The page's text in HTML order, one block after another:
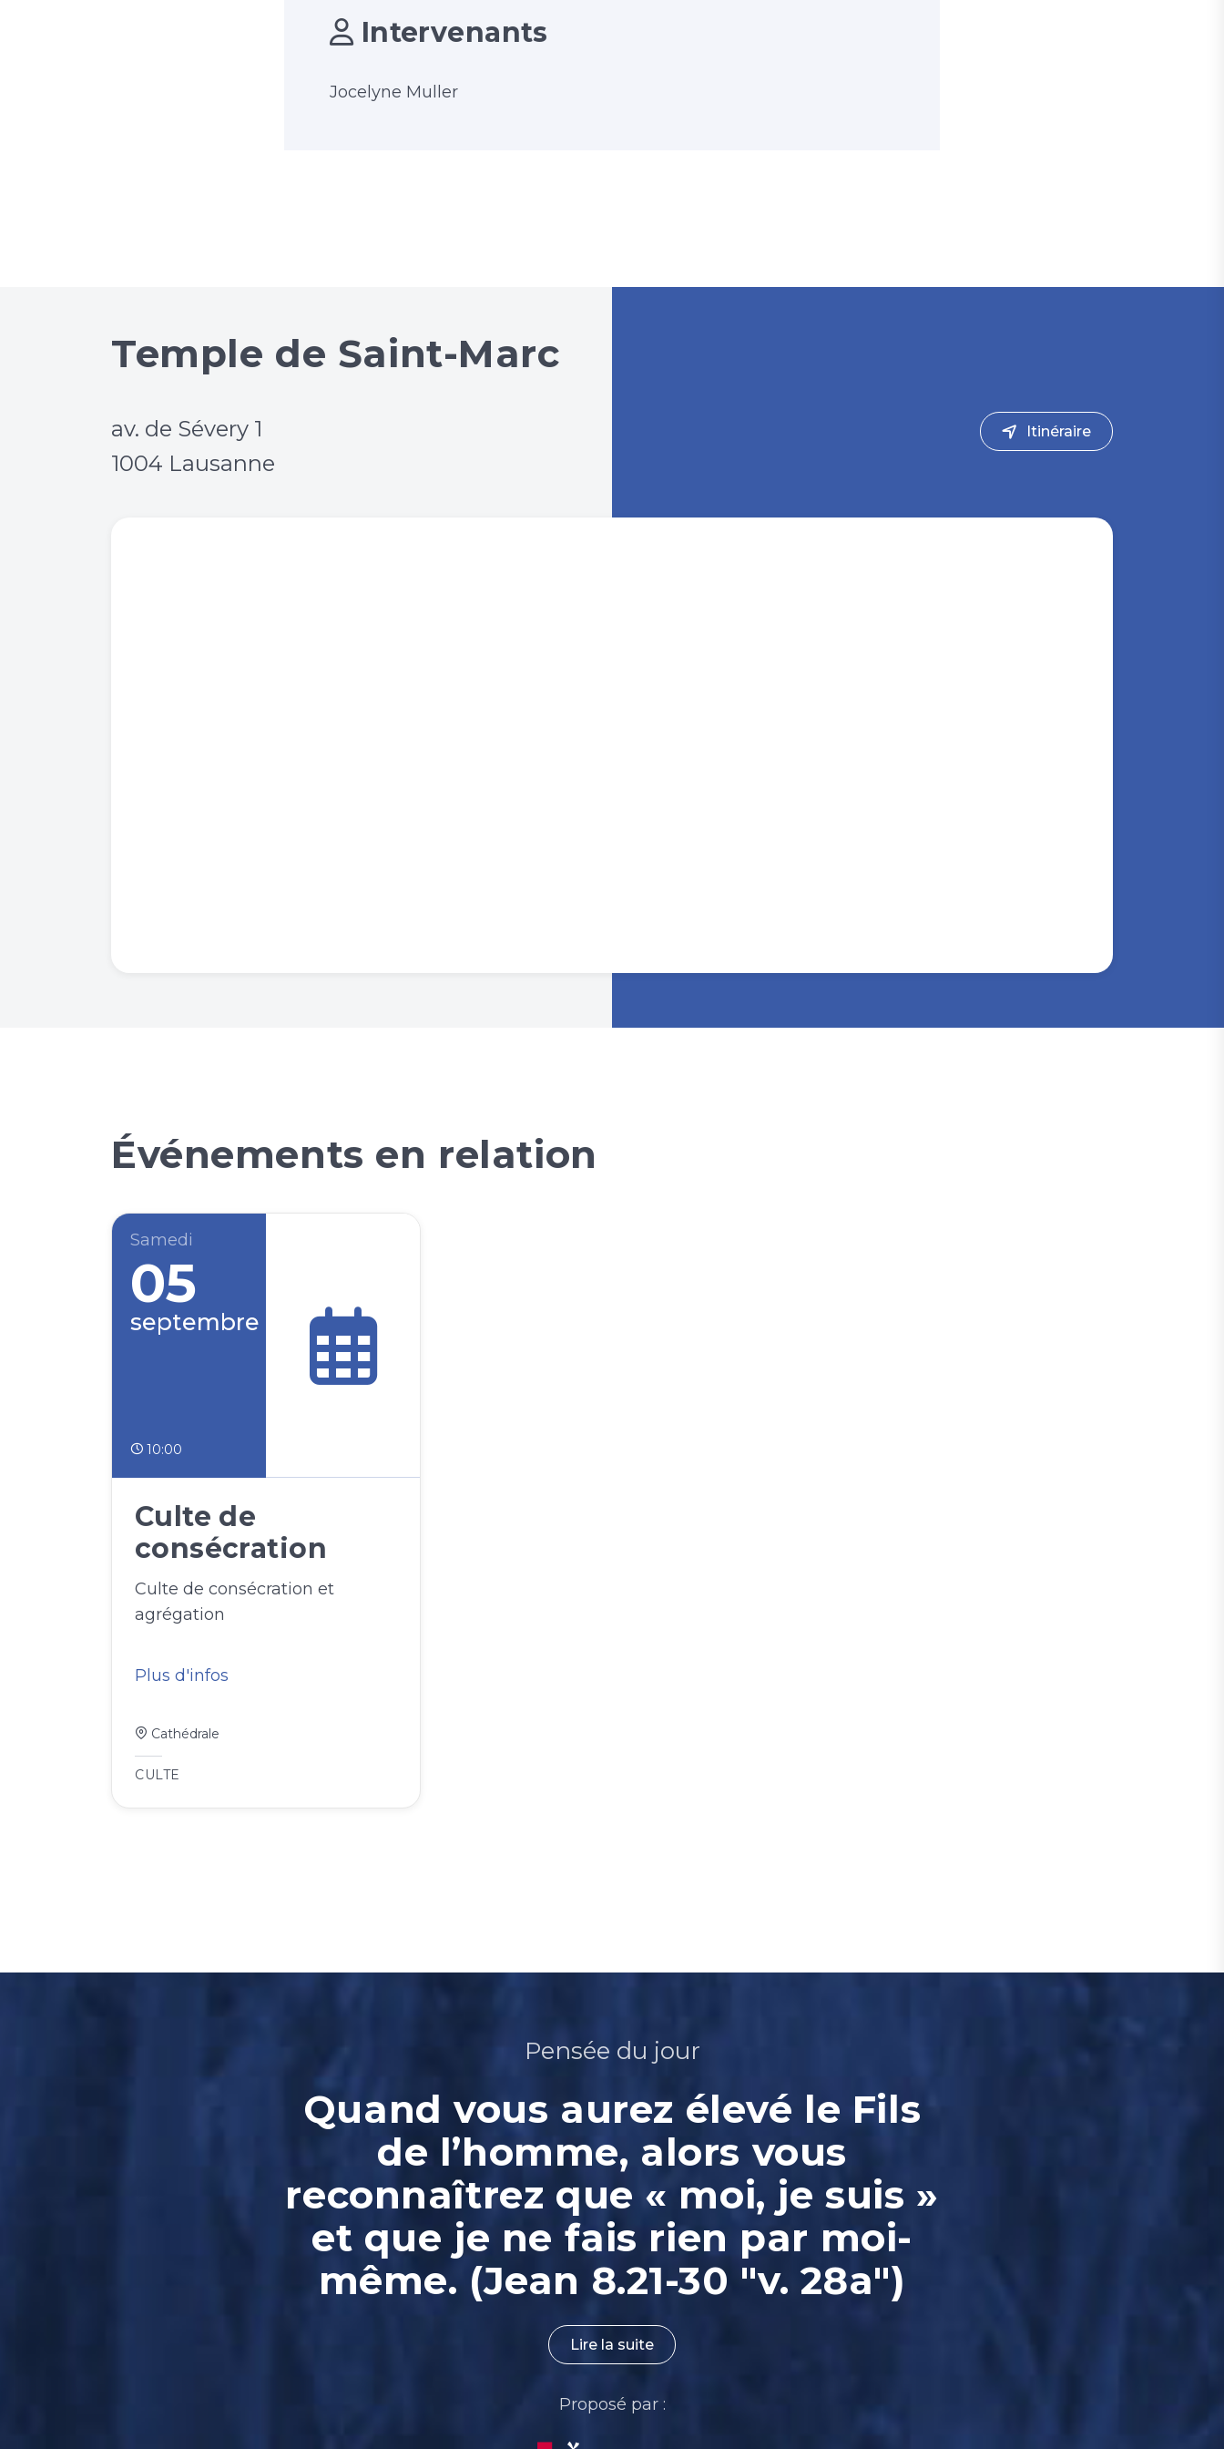
Intervenants
Jocelyne Muller
Temple de Saint-Marc
av. de Sévery 1
1004 Lausanne
Itinéraire
Événements en relation
Samedi
05
septembre
10:00
Culte de
consécration
Culte de consécration et
agrégation
Plus d'infos
Cathédrale
CULTE
Pensée du jour
Quand vous aurez élevé le Fils
de l’homme, alors vous
reconnaîtrez que « moi, je suis »
et que je ne fais rien par moi-
même. (Jean 8.21-30 "v. 28a")
Lire la suite
Proposé par :